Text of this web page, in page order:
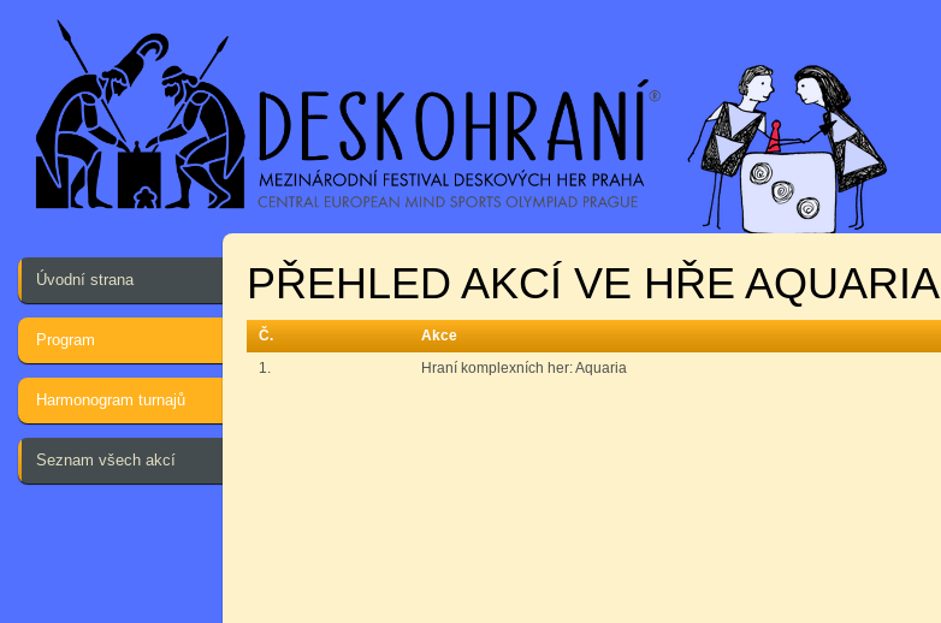
Úvodní strana
Program
Harmonogram turnajů
Seznam všech akcí
PŘEHLED AKCÍ VE HŘE AQUARIA
Č. Akce
1.
Hraní komplexních her: Aquaria